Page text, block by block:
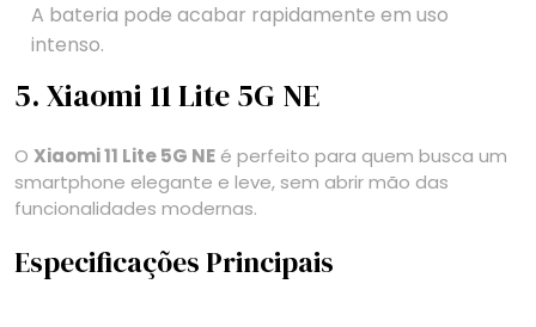
A bateria pode acabar rapidamente em uso
intenso.
5. Xiaomi 11 Lite 5G NE
O Xiaomi 11 Lite 5G NE é perfeito para quem busca um
smartphone elegante e leve, sem abrir mão das
funcionalidades modernas.
Especificações Principais